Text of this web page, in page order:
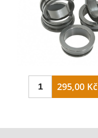
295,00 Kč